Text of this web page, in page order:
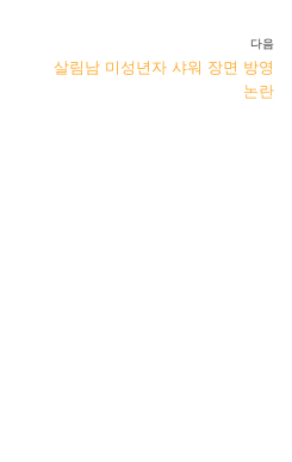
다음
살림남 미성년자 샤워 장면 방영
논란